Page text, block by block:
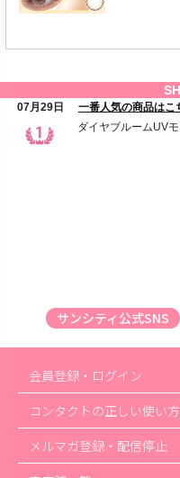
サンシティ公式SNS
会員登録・ログイン
コンタクトの正しい使い方
メルマガ登録・配信停止